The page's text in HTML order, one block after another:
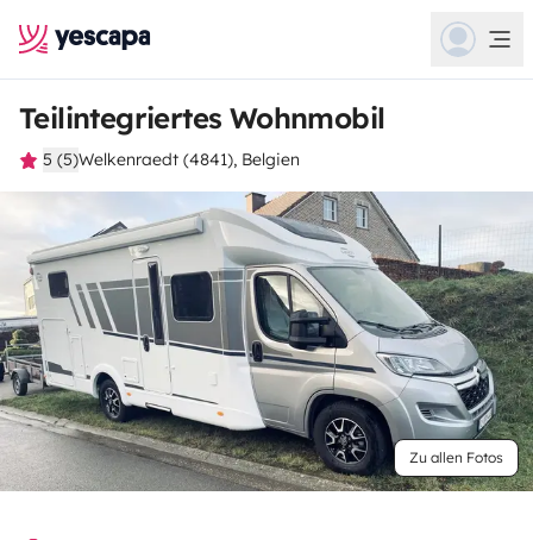
Teilintegriertes Wohnmobil
5 (5)Welkenraedt (4841), Belgien
Zu allen Fotos